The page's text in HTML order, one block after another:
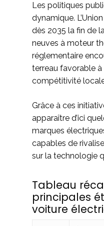
Les politiques
dynamique.
dès 2035 la fin de
neuves à moteur
réglementaire
terreau favorable à
compétitivité
Grâce à ces
apparaître d’ici
marques
capables de
sur la technologie
Tableau
principales
voiture